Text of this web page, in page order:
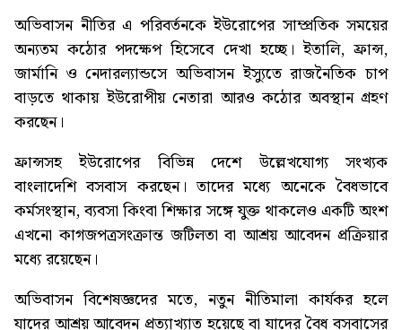
অভিবাসন নীতির এ পরিবর্তনকে ইউরোপের সাম্প্রতিক সময়ের
অন্যতম কঠোর পদক্ষেপ হিসেবে দেখা হচ্ছে। ইতালি, ফ্রান্স,
জার্মানি ও নেদারল্যান্ডসে অভিবাসন ইস্যুতে রাজনৈতিক চাপ
বাড়তে থাকায় ইউরোপীয় নেতারা আরও কঠোর অবস্থান গ্রহণ
করছেন।
ফ্রান্সসহ ইউরোপের বিভিন্ন দেশে উল্লেখযোগ্য সংখ্যক
বাংলাদেশি বসবাস করছেন। তাদের মধ্যে অনেকে বৈধভাবে
কর্মসংস্থান, ব্যবসা কিংবা শিক্ষার সঙ্গে যুক্ত থাকলেও একটি অংশ
এখনো কাগজপত্রসংক্রান্ত জটিলতা বা আশ্রয় আবেদন প্রক্রিয়ার
মধ্যে রয়েছেন।
অভিবাসন বিশেষজ্ঞদের মতে, নতুন নীতিমালা কার্যকর হলে
যাদের আশ্রয় আবেদন প্রত্যাখ্যাত হয়েছে বা যাদের বৈধ বসবাসের